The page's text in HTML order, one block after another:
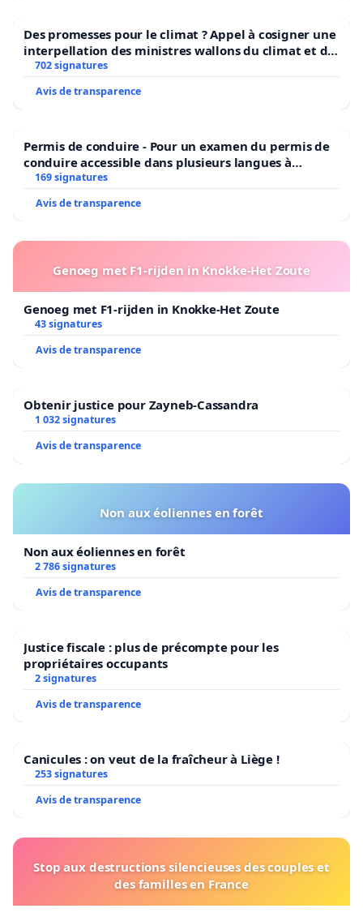
Des promesses pour le climat ? Appel à cosigner une
interpellation des ministres wallons du climat et de
l’environnement.
702 signatures
Avis de transparence
Permis de conduire - Pour un examen du permis de
conduire accessible dans plusieurs langues à
Bruxelles
169 signatures
Avis de transparence
Genoeg met F1-rijden in Knokke-Het Zoute
Genoeg met F1-rijden in Knokke-Het Zoute
43 signatures
Avis de transparence
Obtenir justice pour Zayneb-Cassandra
1 032 signatures
Avis de transparence
Non aux éoliennes en forêt
Non aux éoliennes en forêt
2 786 signatures
Avis de transparence
Justice fiscale : plus de précompte pour les
propriétaires occupants
2 signatures
Avis de transparence
Canicules : on veut de la fraîcheur à Liège !
253 signatures
Avis de transparence
Stop aux destructions silencieuses des couples et
des familles en France